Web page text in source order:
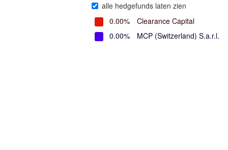
alle hedgefunds laten zien
0.00%
Clearance Capital
0.00%
MCP (Switzerland) S.a.r.l.